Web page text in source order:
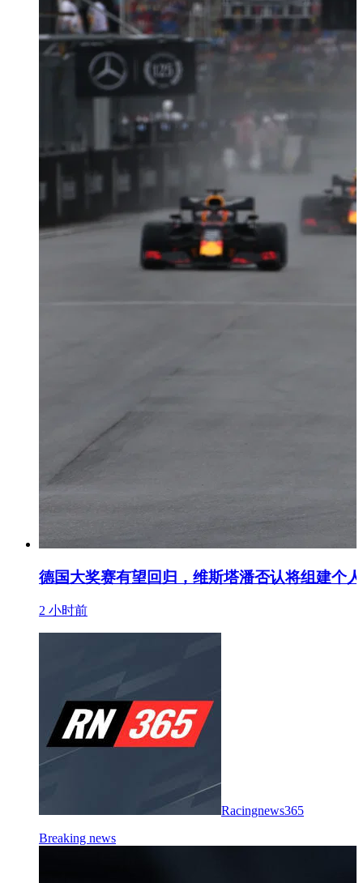
德国大奖赛有望回归，维斯塔潘否认将组建个
2 小时前
Racingnews365
Breaking news